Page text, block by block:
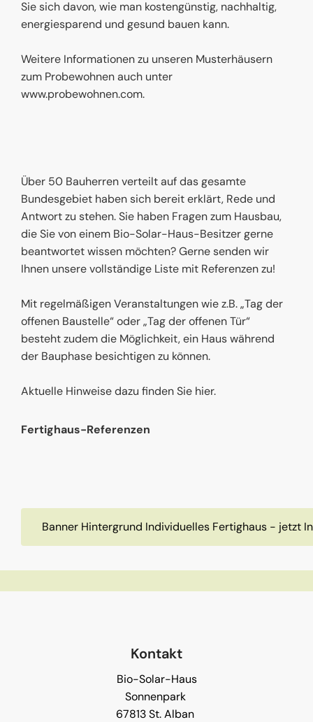
Sie sich davon, wie man kostengünstig, nachhaltig,
energiesparend und gesund bauen kann.
Weitere Informationen zu unseren Musterhäusern
zum Probewohnen auch unter
www.probewohnen.com.
Über 50 Bauherren verteilt auf das gesamte
Bundesgebiet haben sich bereit erklärt, Rede und
Antwort zu stehen. Sie haben Fragen zum Hausbau,
die Sie von einem Bio-Solar-Haus-Besitzer gerne
beantwortet wissen möchten? Gerne senden wir
Ihnen unsere vollständige Liste mit Referenzen zu!
Mit regelmäßigen Veranstaltungen wie z.B. „Tag der
offenen Baustelle“ oder „Tag der offenen Tür“
besteht zudem die Möglichkeit, ein Haus während
der Bauphase besichtigen zu können.
Aktuelle Hinweise dazu finden Sie hier.
Fertighaus-Referenzen
Banner Hintergrund Individuelles Fertighaus - jetzt
Kontakt
Bio-Solar-Haus
Sonnenpark
67813 St. Alban